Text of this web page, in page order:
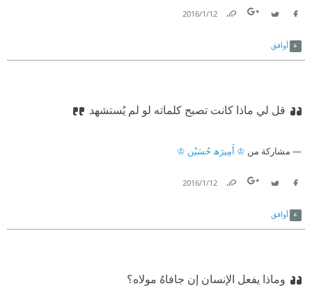
12‏/1‏/2016
أوافق
قل لي ماذا كانت تصبح كلماته لو لم يُستشهد
مشاركة من ♔ أَمِيرَﮪ حُسَيْن ♔
12‏/1‏/2016
أوافق
وماذا يفعل الإنسان إن جافاهُ مولاه؟